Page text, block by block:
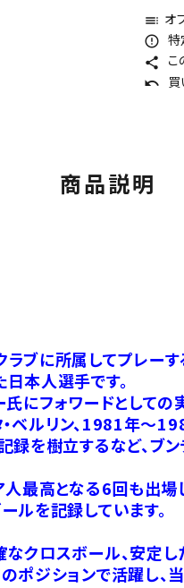
toc オ
error_outline 特
share こ
undo
商品説明
ブに所属してプレ
本人選手です。
フォワードとして
ルリン、1981年～
を樹立するなど、ブ
最高となる6回も出
ルを記録しています。
クロスボール、安定
ポジションで活躍し